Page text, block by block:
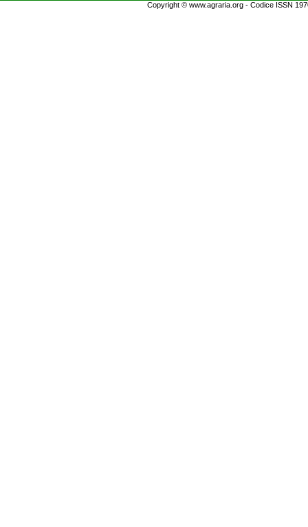
Copyright © www.agraria.org - Codice ISSN